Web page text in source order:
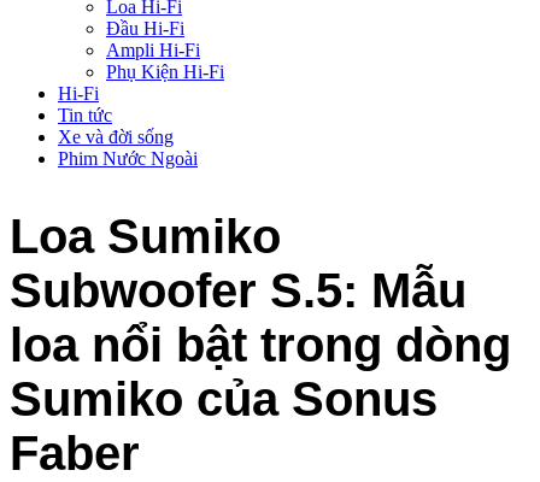
Loa Hi-Fi
Đầu Hi-Fi
Ampli Hi-Fi
Phụ Kiện Hi-Fi
Hi-Fi
Tin tức
Xe và đời sống
Phim Nước Ngoài
Loa Sumiko
Subwoofer S.5: Mẫu
loa nổi bật trong dòng
Sumiko của Sonus
Faber